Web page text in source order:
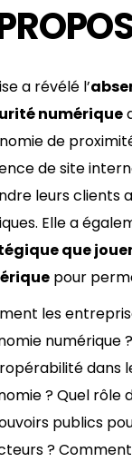
a révélé l’
numérique
de
de site
leurs clients
Elle a
que
pour
les
numérique
dans
? Quel rôle
publics
?